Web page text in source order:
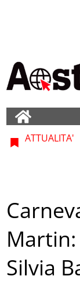
ATTUALITA'
Silvia